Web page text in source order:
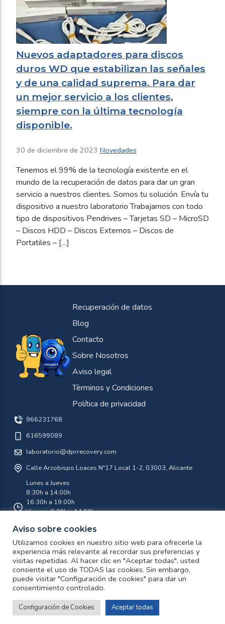
Nuevos adaptadores para discos
duros WD que estabilizan las señales
y de una calidad suprema. Para dar
un mejor servicio a los clientes,
siempre con la última tecnología
disponible.
30 de diciembre de 2023 Novedades
Tenemos el 99% de la tecnología existente en el
mundo de la recuperación de datos para dar un gran
servicio a nuestros clientes. Somos tu solución. Envía tu
dispositivo a nuestro laboratorio Trabajamos con todo
tipo de dispositivos Pendrives – Tarjetas SD – MicroSD
– Discos HDD – Discos Externos – Discos de
Portatiles – […]
Aviso sobre cookies
Utilizamos cookies en nuestro sitio web para ofrecerle la
experiencia más relevante al recordar sus preferencias y
visitas repetidas. Al hacer clic en "Aceptar todas", usted
consiente el uso de TODAS las cookies. Sin embargo,
puede visitar "Configuración de cookies" para dar un
consentimiento controlado.
Configuración de Cookies Aceptar todas
Recuperación de datos
Blog
Contacto
Sobre Nosotros
Aviso legal
Tèrminos y Condiciones
Política de privacidad
966231768
616599089
laboratorio@dprrecovery.com
Calle Arzobispo Loaces Nº17 Local 1-2, 03003, Alicante
Lunes a Jueves
8:30h a 14:00h
16:30h a 19:00h
Viernes 8:30h a 14:00h
Agosto 8:30 a 14:00 Lunes a Viernes
twitterfacebookinstagram
youtube
© Copyright 2026 DPR Recovery Laboratorio de Recuperacion de
Datos
Política de privacidad
¿Te ayudamos?